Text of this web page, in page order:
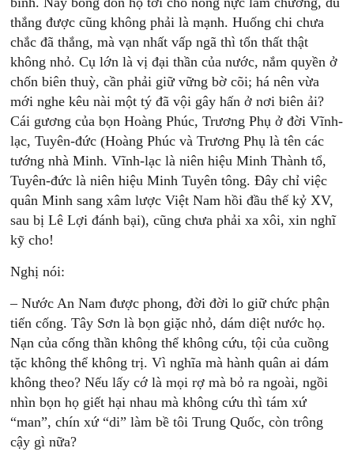
thắng được cũng không phải là mạnh. Huống chi chưa
chắc đã thắng, mà vạn nhất vấp ngã thì tổn thất thật
không nhỏ. Cụ lớn là vị đại thần của nước, nắm quyền ở
chốn biên thuỳ, cần phải giữ vững bờ cõi; há nên vừa
mới nghe kêu nài một tý đã vội gây hấn ở nơi biên ải?
Cái gương của bọn Hoàng Phúc, Trương Phụ ở đời Vĩnh-
lạc, Tuyên-đức (Hoàng Phúc và Trương Phụ là tên các
tướng nhà Minh. Vĩnh-lạc là niên hiệu Minh Thành tổ,
Tuyên-đức là niên hiệu Minh Tuyên tông. Đây chỉ việc
quân Minh sang xâm lược Việt Nam hồi đầu thế kỷ XV,
sau bị Lê Lợi đánh bại), cũng chưa phải xa xôi, xin nghĩ
kỹ cho!
Nghị nói:
– Nước An Nam được phong, đời đời lo giữ chức phận
tiến cống. Tây Sơn là bọn giặc nhỏ, dám diệt nước họ.
Nạn của cống thần không thể không cứu, tội của cuồng
tặc không thể không trị. Vì nghĩa mà hành quân ai dám
không theo? Nếu lấy cớ là mọi rợ mà bỏ ra ngoài, ngồi
nhìn bọn họ giết hại nhau mà không cứu thì tám xứ
“man”, chín xứ “di” làm bề tôi Trung Quốc, còn trông
cậy gì nữa?